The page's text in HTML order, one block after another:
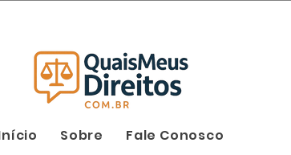
Sobre Fale Conosco